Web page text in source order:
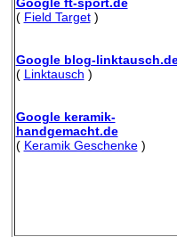
( Field Target)
Google blog-
( Linktausch )
Google keramik-
handgemacht.de
( Keramik Geschenke)